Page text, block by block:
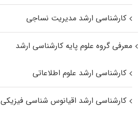
کارشناسی ارشد مدیریت نساجی
معرفی گروه علوم پایه کارشناسی ارشد
کارشناسی ارشد علوم اطلاعاتی
کارشناسی ارشد اقیانوس‌ شناسی فیزیکی